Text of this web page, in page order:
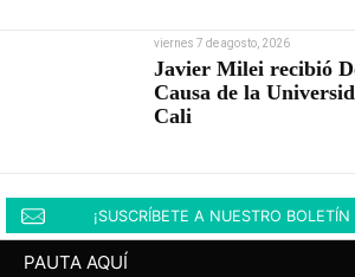
viernes 7 de agosto, 2026
Javier Milei recibió
Causa de la
Cali
¡SUSCRÍBETE A NUESTRO
PAUTA AQUÍ